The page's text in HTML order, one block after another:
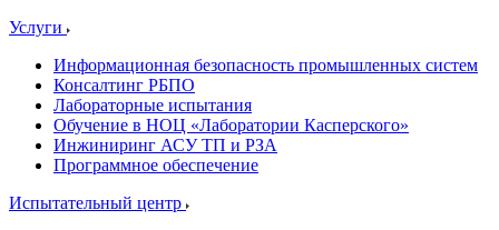
Услуги
Информационная безопасность промышленных систем
Консалтинг РБПО
Лабораторные испытания
Обучение в НОЦ «Лаборатории Касперского»
Инжиниринг АСУ ТП и РЗА
Программное обеспечение
Испытательный центр